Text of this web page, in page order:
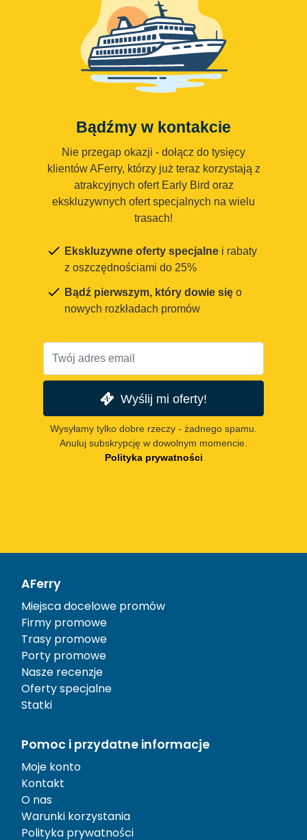
Bądźmy w kontakcie
Nie przegap okazji - dołącz do tysięcy
klientów AFerry, którzy już teraz korzystają z
atrakcyjnych ofert Early Bird oraz
ekskluzywnych ofert specjalnych na wielu
trasach!
Ekskluzywne oferty specjalne i rabaty
z oszczędnościami do 25%
Bądź pierwszym, który dowie się o
nowych rozkładach promów
Wyślij mi oferty!
Wysyłamy tylko dobre rzeczy - żadnego spamu.
Anuluj subskrypcję w dowolnym momencie.
Polityka prywatności
AFerry
Miejsca docelowe promów
Firmy promowe
Trasy promowe
Porty promowe
Nasze recenzje
Oferty specjalne
Statki
Pomoc i przydatne informacje
Moje konto
Kontakt
O nas
Warunki korzystania
Polityka prywatności